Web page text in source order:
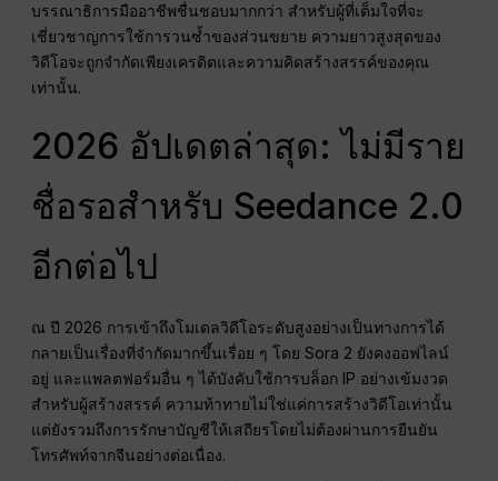
บรรณาธิการมืออาชีพชื่นชอบมากกว่า สำหรับผู้ที่เต็มใจที่จะ
เชี่ยวชาญการใช้การวนซ้ำของส่วนขยาย ความยาวสูงสุดของ
วิดีโอจะถูกจำกัดเพียงเครดิตและความคิดสร้างสรรค์ของคุณ
เท่านั้น.
2026 อัปเดตล่าสุด: ไม่มีราย
ชื่อรอสำหรับ Seedance 2.0
อีกต่อไป
ณ ปี 2026 การเข้าถึงโมเดลวิดีโอระดับสูงอย่างเป็นทางการได้
กลายเป็นเรื่องที่จำกัดมากขึ้นเรื่อย ๆ โดย Sora 2 ยังคงออฟไลน์
อยู่ และแพลตฟอร์มอื่น ๆ ได้บังคับใช้การบล็อก IP อย่างเข้มงวด
สำหรับผู้สร้างสรรค์ ความท้าทายไม่ใช่แค่การสร้างวิดีโอเท่านั้น
แต่ยังรวมถึงการรักษาบัญชีให้เสถียรโดยไม่ต้องผ่านการยืนยัน
โทรศัพท์จากจีนอย่างต่อเนื่อง.